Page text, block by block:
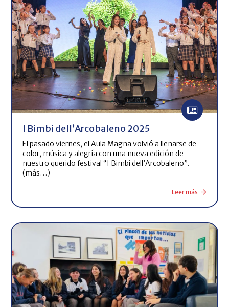
I Bimbi dell’Arcobaleno 2025
El pasado viernes, el Aula Magna volvió a llenarse de
color, música y alegría con una nueva edición de
nuestro querido festival “I Bimbi dell’Arcobaleno”.
(más…)
Leer más